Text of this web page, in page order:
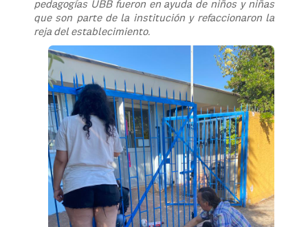
pedagogías UBB fueron en ayuda de niños y niñas
que son parte de la institución y refaccionaron la
reja del establecimiento.